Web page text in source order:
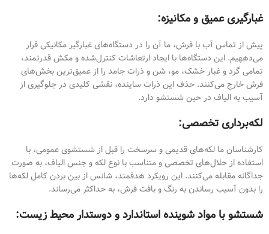
غبارگیری عمیق و مکانیزه:
پیش از تماس آب با فرش، ما آن را در دستگاه‌های غبارگیر مکانیکی قرار
می‌دههیم. این دستگاه‌ها با ایجاد ارتعاشات کنترل‌شده و مکش قدرتمند،
تمامی گرد و غبار خشک، مو، شن و ذرات جامد را از عمیق‌ترین بخش‌های
فرش خارج می‌کنند. حذف این ذرات ساینده، نقشی کلیدی در جلوگیری از
آسیب به الیاف در حین شستشو دارد.
لکه‌برداری تخصصی:
کارشناسان ما لکه‌های قدیمی و سرسخت را قبل از شستشوی عمومی، با
استفاده از حلال‌های تخصصی و متناسب با نوع لکه و جنس الیاف، به صورت
جداگانه مقابله می‌کنند. این رویکرد هدفمند، شانس از بین بردن کامل لکه‌ها
را بدون آسیب رساندن به رنگ و بافت فرش، به حداکثر می‌رساند.
شستشو با مواد شوینده استاندارد و دوستدار محیط زیست: